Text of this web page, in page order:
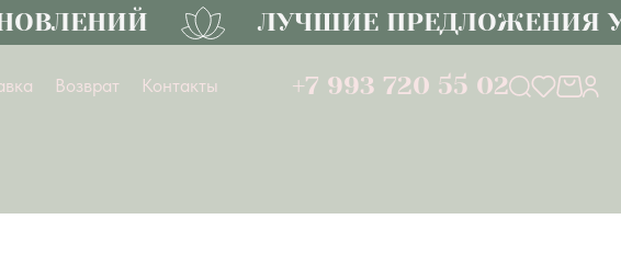
ЛУЧШИЕ ПРЕДЛОЖЕНИЯ
Возврат Контакты +7 993 720 55 02